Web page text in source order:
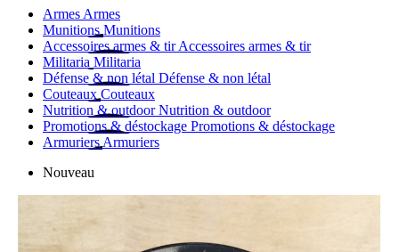
Armes Armes
Munitions Munitions
Accessoires armes & tir Accessoires armes & tir
Militaria Militaria
Défense & non létal Défense & non létal
Couteaux Couteaux
Nutrition & outdoor Nutrition & outdoor
Promotions & déstockage Promotions & déstockage
Armuriers Armuriers
Nouveau